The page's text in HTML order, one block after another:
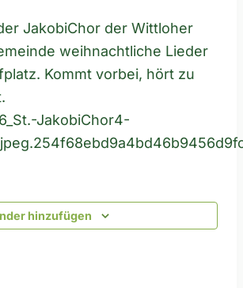
JakobiChor der Wittloher
weihnachtliche Lieder
Kommt vorbei, hört zu
hinzufügen